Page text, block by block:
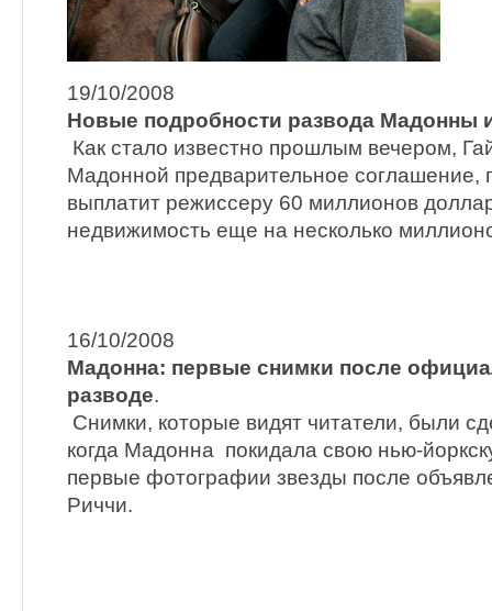
19/10/2008
Новые подробности развода Мадонны
Как стало известно прошлым вечером,
Мадонной предварительное соглашение,
выплатит режиссеру 60 миллионов
недвижимость еще на несколько
16/10/2008
Мадонна: первые снимки после
разводе.
Снимки, которые видят читатели, были
когда Мадонна покидала свою нью-
первые фотографии звезды после
Риччи.